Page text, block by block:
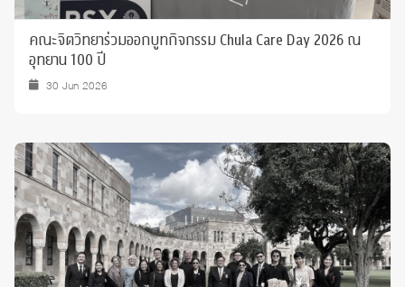
คณะจิตวิทยาร่วมออกบูทกิจกรรม Chula Care Day 2026 ณ
อุทยาน 100 ปี
30 Jun 2026